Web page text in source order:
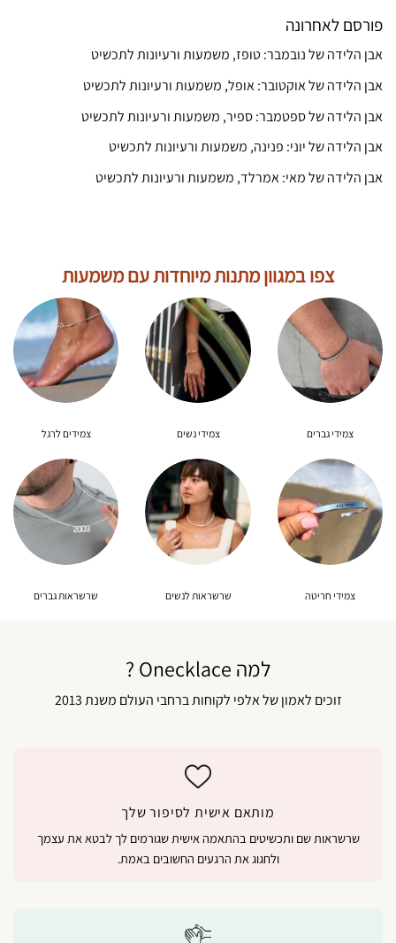
פורסם לאחרונה
אבן הלידה של נובמבר: טופז, משמעות ורעיונות לתכשיט
אבן הלידה של אוקטובר: אופל, משמעות ורעיונות לתכשיט
אבן הלידה של ספטמבר: ספיר, משמעות ורעיונות לתכשיט
אבן הלידה של יוני: פנינה, משמעות ורעיונות לתכשיט
אבן הלידה של מאי: אמרלד, משמעות ורעיונות לתכשיט
צפו במגוון מתנות מיוחדות עם משמעות
צמידי גברים צמידי נשים צמידים לרגל
צמידי חריטה שרשראות לנשים שרשראות גברים
למה Onecklace ?
זוכים לאמון של אלפי לקוחות ברחבי העולם משנת 2013
מותאם אישית לסיפור שלך
שרשראות שם ותכשיטים בהתאמה אישית שגורמים לך לבטא את עצמך
ולחגוג את הרגעים החשובים באמת.